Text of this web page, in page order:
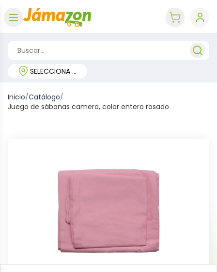
SELECCIONA TU REGIÓN
Inicio/Catálogo/
Juego de sábanas camero, color entero rosado